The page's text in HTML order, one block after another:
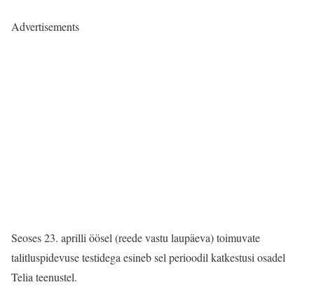
Advertisements
Seoses 23. aprilli öösel (reede vastu laupäeva) toimuvate
talitluspidevuse testidega esineb sel perioodil katkestusi osadel
Telia teenustel.